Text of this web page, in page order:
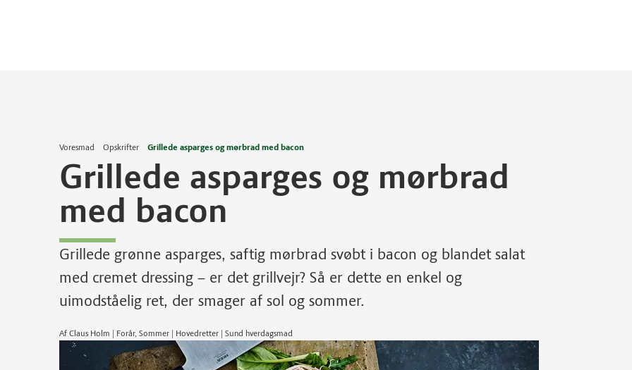
Voresmad Opskrifter Grillede asparges og mørbrad med bacon
Grillede asparges og mørbrad
med bacon
Grillede grønne asparges, saftig mørbrad svøbt i bacon og blandet salat
med cremet dressing – er det grillvejr? Så er dette en enkel og
uimodståelig ret, der smager af sol og sommer.
Af Claus Holm | Forår, Sommer | Hovedretter | Sund hverdagsmad